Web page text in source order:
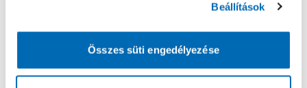
Beállítások
Összes süti engedélyezése